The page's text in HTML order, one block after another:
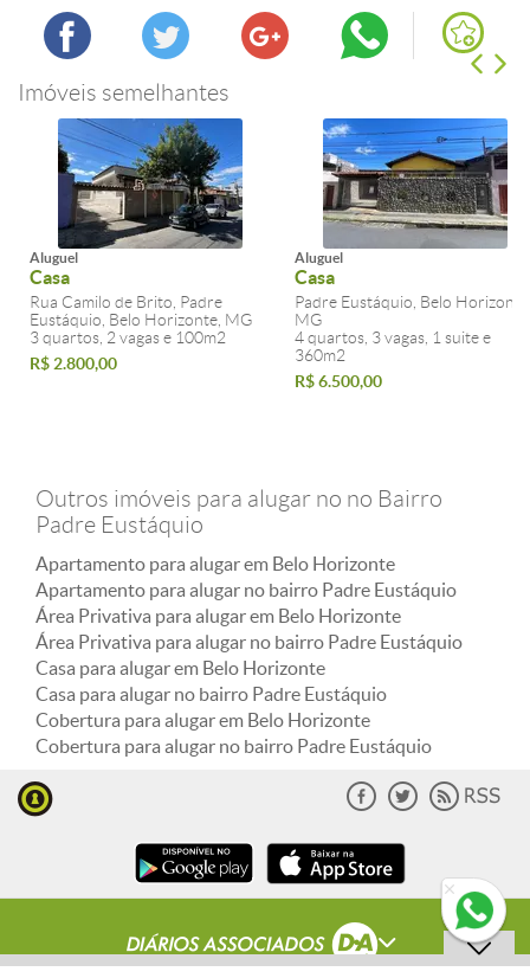
Imóveis semelhantes
Aluguel
Casa
Rua Camilo de Brito, Padre
Eustáquio, Belo Horizonte, MG
3 quartos, 2 vagas e 100m2
R$ 2.800,00
Aluguel
Casa
Padre Eustáquio, Belo
MG
4 quartos, 3 vagas, 1 suite e
360m2
R$ 6.500,00
Outros imóveis para alugar no no Bairro
Padre Eustáquio
Apartamento para alugar em Belo Horizonte
Apartamento para alugar no bairro Padre Eustáquio
Área Privativa para alugar em Belo Horizonte
Área Privativa para alugar no bairro Padre Eustáquio
Casa para alugar em Belo Horizonte
Casa para alugar no bairro Padre Eustáquio
Cobertura para alugar em Belo Horizonte
Cobertura para alugar no bairro Padre Eustáquio